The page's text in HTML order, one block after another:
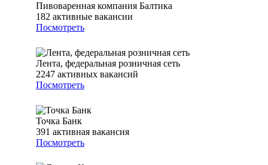
Пивоваренная компания Балтика
182 активные вакансии
Посмотреть
Лента, федеральная розничная сеть
2247 активных вакансий
Посмотреть
Точка Банк
391 активная вакансия
Посмотреть